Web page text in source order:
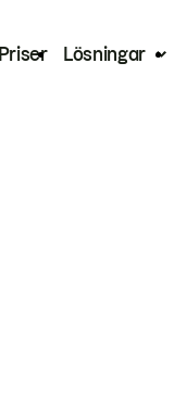
Priser Lösningar